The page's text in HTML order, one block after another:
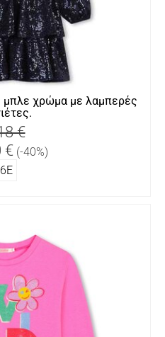
μπλε χρώμα με λαμπερές
€
€ (-40%)
6Ε